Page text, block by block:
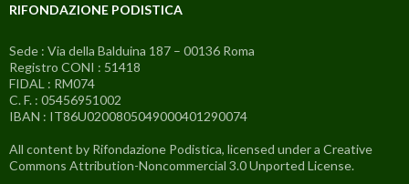
RIFONDAZIONE PODISTICA
Sede : Via della Balduina 187 – 00136 Roma
Registro CONI : 51418
FIDAL : RM074
C. F. : 05456951002
IBAN : IT86U0200805049000401290074
All content by Rifondazione Podistica, licensed under a Creative
Commons Attribution-Noncommercial 3.0 Unported License.